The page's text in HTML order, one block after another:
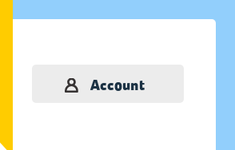
Account